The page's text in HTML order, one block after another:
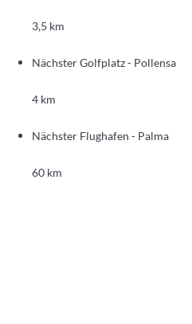
3,5 km
Nächster Golfplatz - Pollensa
4 km
Nächster Flughafen - Palma
60 km